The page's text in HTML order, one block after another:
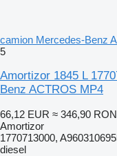
camion Mercedes-Benz
5
Amortizor 1845 L
Benz ACTROS MP4
66,12 EUR ≈ 346,90 RON
Amortizor
1770713000,
diesel